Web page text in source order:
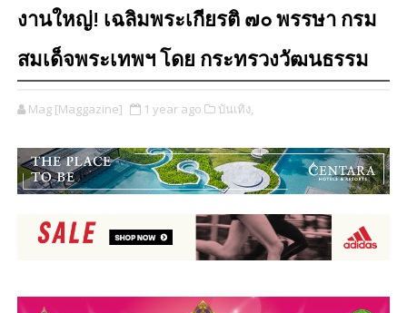
งานใหญ่! เฉลิมพระเกียรติ ๗๐ พรรษา กรม
สมเด็จพระเทพฯ โดย กระทรวงวัฒนธรรม
Mag [Maggazine] 1 year ago บันเทิง,